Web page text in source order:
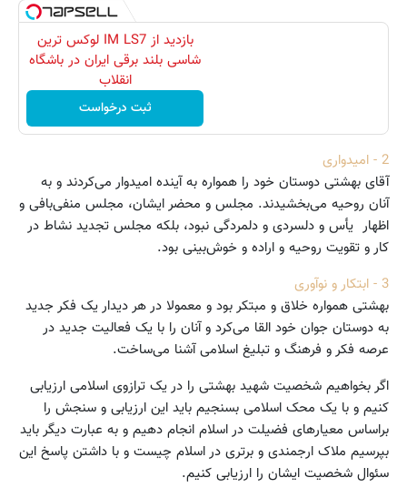
بازدید از IM LS7 لوکس ترین
شاسی بلند برقی ایران در باشگاه
انقلاب
ثبت درخواست
2 - امیدواری
آقای بهشتی دوستان خود را همواره به آینده امیدوار می‌کردند و به
آنان روحیه می‌بخشیدند. مجلس و محضر ایشان، مجلس منفی‌بافی و
اظهار یأس و دلسردی و دلمردگی نبود، بلکه مجلس تجدید نشاط در
کار و تقویت روحیه و اراده و خوش‌بینی بود.
3 - ابتکار و نوآوری
بهشتی همواره خلاق و مبتکر بود و معمولا در هر دیدار یک فکر جدید
به دوستان جوان خود القا می‌کرد و آنان را با یک فعالیت جدید در
عرصه فکر و فرهنگ و تبلیغ اسلامی آشنا می‌ساخت.
اگر بخواهیم شخصیت شهید بهشتی را در یک ترازوی اسلامی ارزیابی
کنیم و با یک محک اسلامی بسنجیم باید این ارزیابی و سنجش را
بر‌اساس معیارهای فضیلت در اسلام انجام دهیم و به عبارت دیگر باید
بپرسیم ملاک ارجمندی و برتری در اسلام چیست و با داشتن پاسخ این
سئوال شخصیت ایشان را ارزیابی کنیم.